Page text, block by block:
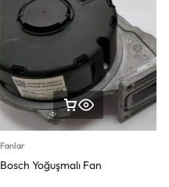
Fanlar
Bosch Yoğuşmalı Fan